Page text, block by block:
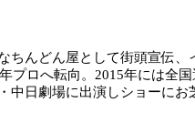
ちんどん屋として街頭宣伝
プロへ転向。2015年には全
中日劇場に出演しショーに